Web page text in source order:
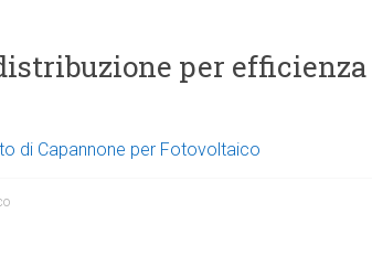
per efficienza
di Capannone per Fotovoltaico